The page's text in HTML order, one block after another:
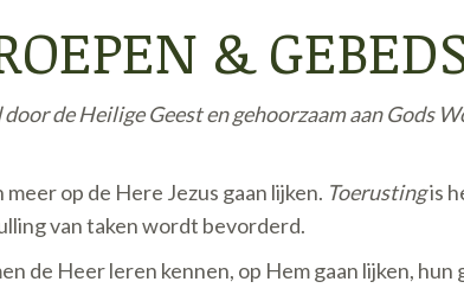
&
door de Heilige Geest en gehoorzaam aan Gods
op de Here Jezus gaan lijken. Toerustingis
van taken wordt bevorderd.
de Heer leren kennen, op Hem gaan lijken,